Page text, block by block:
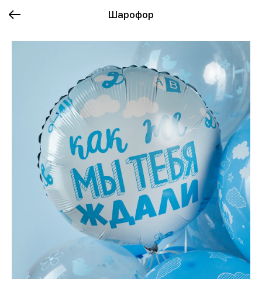
Шарофор